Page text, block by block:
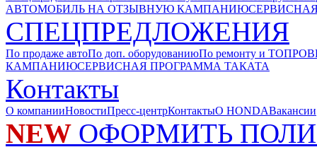
АВТОМОБИЛЬ НА ОТЗЫВНУЮ КАМПАНИЮ
СПЕЦПРЕДЛОЖЕНИЯ
По продаже автоПо доп. оборудованиюПо ремонту и ТО
КАМПАНИЮСЕРВИСНАЯ ПРОГРАММА ТАКАТА
Контакты
О компанииНовостиПресс-центрКонтактыО HONDAВакансии
NEW ОФОРМИТЬ